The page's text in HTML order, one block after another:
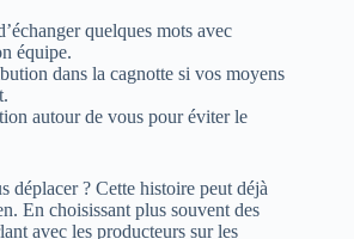
quelques mots avec
équipe.
dans la cagnotte si vos moyens
autour de vous pour éviter le
déplacer ? Cette histoire peut déjà
En choisissant plus souvent des
avec les producteurs sur les